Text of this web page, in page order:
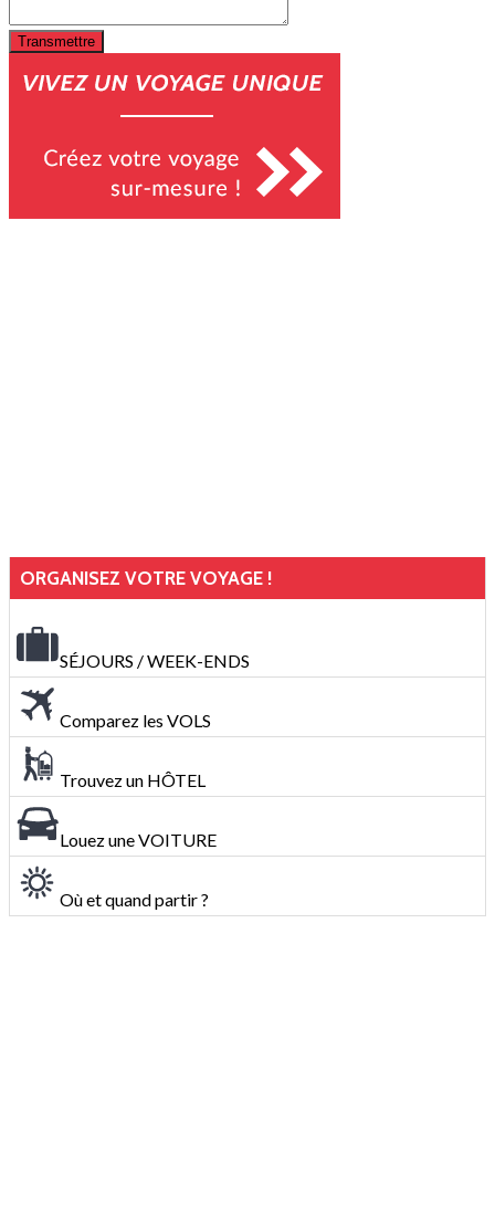
ORGANISEZ VOTRE VOYAGE !
SÉJOURS / WEEK-ENDS
Comparez les VOLS
Trouvez un HÔTEL
Louez une VOITURE
Où et quand partir ?